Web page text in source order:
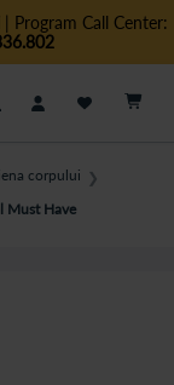
| Program Call Center:
Cautare
corpului
❯
Must Have